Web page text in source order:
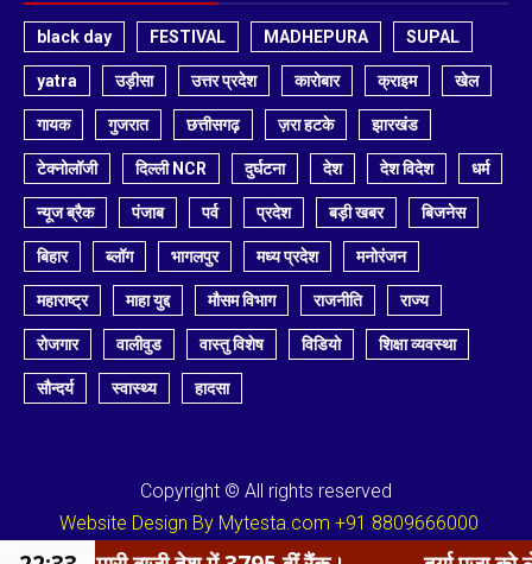
black day FESTIVAL MADHEPURA SUPAL
yatra उड़ीसा उत्तर प्रदेश कारोबार क्राइम खेल
गायक गुजरात छत्तीसगढ़ ज़रा हटके झारखंड
टेक्नोलॉजी दिल्ली NCR दुर्घटना देश देश विदेश धर्म
न्यूज ब्रैक पंजाब पर्व प्रदेश बड़ी खबर बिजनेस
बिहार ब्लॉग भागलपुर मध्य प्रदेश मनोरंजन
महाराष्ट्र माहा युद्द मौसम विभाग राजनीति राज्य
रोजगार वालीवुड वास्तु विशेष विडियो शिक्षा व्यवस्था
सौन्दर्य स्वास्थ्य हादसा
Copyright © All rights reserved
Website Design By Mytesta.com +91 8809666000